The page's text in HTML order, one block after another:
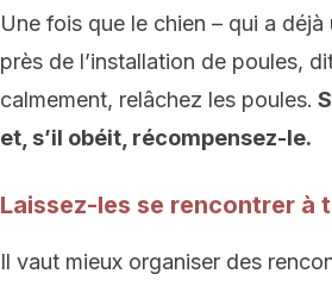
Une fois que le chien – qui a
près de l’installation de poules,
calmement, relâchez les poules.
et, s’il obéit, récompensez-le.
Laissez-les se rencontrer à
Il vaut mieux organiser des